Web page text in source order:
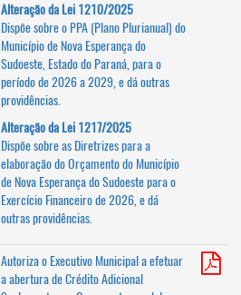
Alteração da Lei 1210/2025
Dispõe sobre o PPA (Plano Plurianual) do
Município de Nova Esperança do
Sudoeste, Estado do Paraná, para o
período de 2026 a 2029, e dá outras
providências.
Alteração da Lei 1217/2025
Dispõe sobre as Diretrizes para a
elaboração do Orçamento do Município
de Nova Esperança do Sudoeste para o
Exercício Financeiro de 2026, e dá
outras providências.
Autoriza o Executivo Municipal a efetuar
a abertura de Crédito Adicional